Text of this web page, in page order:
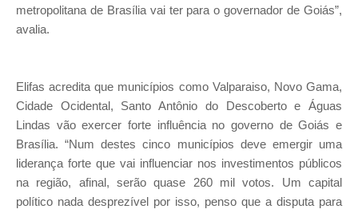
metropolitana de Brasília vai ter para o governador de Goiás”,
avalia.
Elifas acredita que municípios como Valparaiso, Novo Gama,
Cidade Ocidental, Santo Antônio do Descoberto e Águas
Lindas vão exercer forte influência no governo de Goiás e
Brasília. “Num destes cinco municípios deve emergir uma
liderança forte que vai influenciar nos investimentos públicos
na região, afinal, serão quase 260 mil votos. Um capital
político nada desprezível por isso, penso que a disputa para